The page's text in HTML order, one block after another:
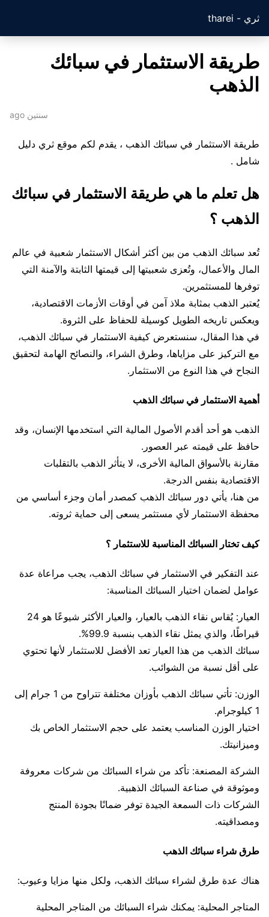
ثري - tharei
طريقة الاستثمار في سبائك
الذهب
سنتين ago
طريقة الاستثمار في سبائك الذهب ، يقدم لكم موقع ثري دليل
شامل .
هل تعلم ما هي طريقة الاستثمار في سبائك
الذهب ؟
تُعد سبائك الذهب من بين أكثر أشكال الاستثمار شعبية في عالم
المال والأعمال، وتُعزى شعبيتها إلى قيمتها الثابتة والآمنة التي
توفرها للمستثمرين.
يُعتبر الذهب بمثابة ملاذ آمن في أوقات الأزمات الاقتصادية،
ويعكس تاريخه الطويل كوسيلة للحفاظ على الثروة.
في هذا المقال، سنستعرض كيفية الاستثمار في سبائك الذهب،
مع التركيز على مزاياها، وطرق الشراء، والنصائح الهامة لتحقيق
النجاح في هذا النوع من الاستثمار.
أهمية الاستثمار في سبائك الذهب
الذهب هو أحد أقدم الأصول المالية التي استخدمها الإنسان، وقد
حافظ على قيمته عبر العصور.
مقارنة بالأسواق المالية الأخرى، لا يتأثر الذهب بالتقلبات
الاقتصادية بنفس الدرجة.
من هنا، يأتي دور سبائك الذهب كمصدر أمان وجزء أساسي من
محفظة الاستثمار لأي مستثمر يسعى إلى حماية ثروته.
كيف تختار السبائك المناسبة للاستثمار ؟
عند التفكير في الاستثمار في سبائك الذهب، يجب مراعاة عدة
عوامل لضمان اختيار السبائك المناسبة:
العيار: يُقاس نقاء الذهب بالعيار، والعيار الأكثر شيوعًا هو 24
قيراطًا، والذي يمثل نقاء الذهب بنسبة 99.9%.
سبائك الذهب من هذا العيار تعد الأفضل للاستثمار لأنها تحتوي
على أقل نسبة من الشوائب.
الوزن: تأتي سبائك الذهب بأوزان مختلفة تتراوح من 1 جرام إلى
1 كيلوجرام.
اختيار الوزن المناسب يعتمد على حجم الاستثمار الخاص بك
وميزانيتك.
الشركة المصنعة: تأكد من شراء السبائك من شركات معروفة
وموثوقة في صناعة السبائك الذهبية.
الشركات ذات السمعة الجيدة توفر ضمانًا بجودة المنتج
ومصداقيته.
طرق شراء سبائك الذهب
هناك عدة طرق لشراء سبائك الذهب، ولكل منها مزايا وعيوب:
المتاجر المحلية: يمكنك شراء السبائك من المتاجر المحلية